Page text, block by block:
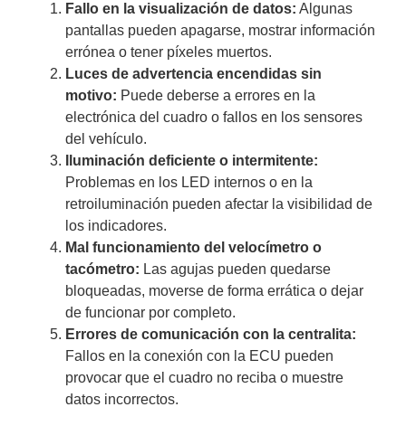
Fallo en la visualización de datos: Algunas
pantallas pueden apagarse, mostrar información
errónea o tener píxeles muertos.
Luces de advertencia encendidas sin
motivo: Puede deberse a errores en la
electrónica del cuadro o fallos en los sensores
del vehículo.
Iluminación deficiente o intermitente:
Problemas en los LED internos o en la
retroiluminación pueden afectar la visibilidad de
los indicadores.
Mal funcionamiento del velocímetro o
tacómetro: Las agujas pueden quedarse
bloqueadas, moverse de forma errática o dejar
de funcionar por completo.
Errores de comunicación con la centralita:
Fallos en la conexión con la ECU pueden
provocar que el cuadro no reciba o muestre
datos incorrectos.